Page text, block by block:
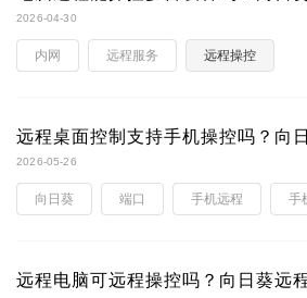
2026-04-30
内网 远程服务 远程操控
远程桌面控制支持手机操控吗？向
2026-05-26
向日葵 端口 手机远程 手
远程电脑可远程操控吗？向日葵远